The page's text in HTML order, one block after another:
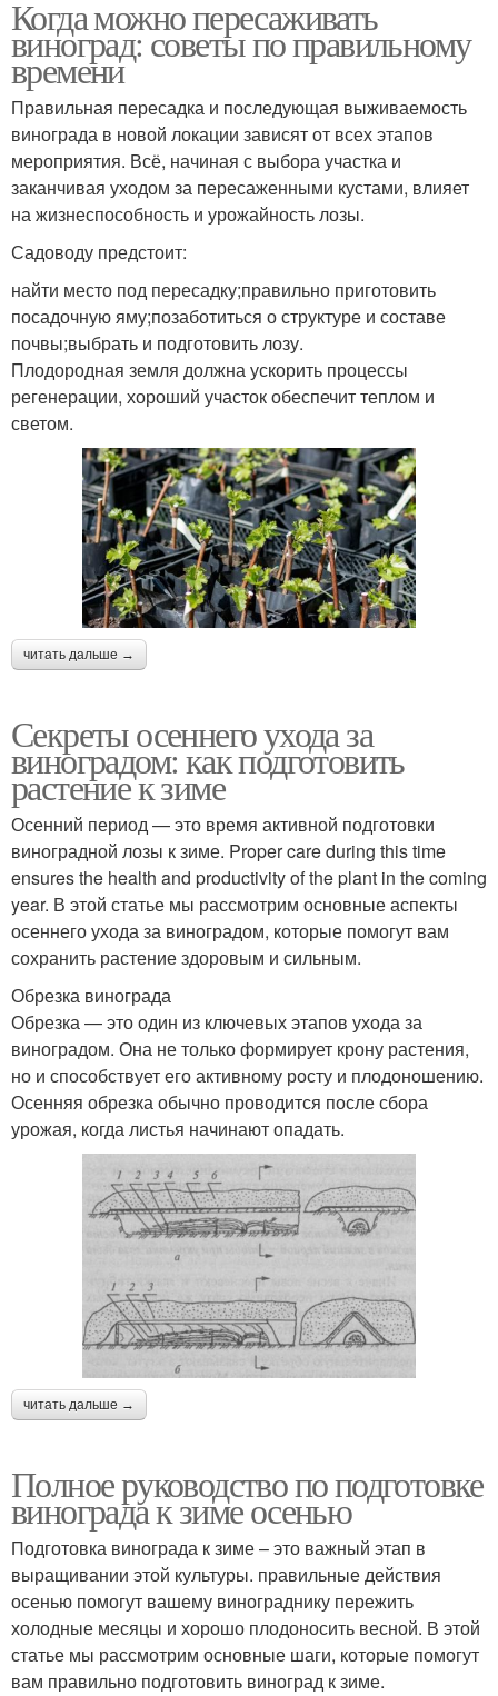
Когда можно пересаживать
виноград: советы по правильному
времени
Правильная пересадка и последующая выживаемость
винограда в новой локации зависят от всех этапов
мероприятия. Всё, начиная с выбора участка и
заканчивая уходом за пересаженными кустами, влияет
на жизнеспособность и урожайность лозы.
Садоводу предстоит:
найти место под пересадку;правильно приготовить
посадочную яму;позаботиться о структуре и составе
почвы;выбрать и подготовить лозу.
Плодородная земля должна ускорить процессы
регенерации, хороший участок обеспечит теплом и
светом.
читать дальше →
Секреты осеннего ухода за
виноградом: как подготовить
растение к зиме
Осенний период — это время активной подготовки
виноградной лозы к зиме. Proper care during this time
ensures the health and productivity of the plant in the coming
year. В этой статье мы рассмотрим основные аспекты
осеннего ухода за виноградом, которые помогут вам
сохранить растение здоровым и сильным.
Обрезка винограда
Обрезка — это один из ключевых этапов ухода за
виноградом. Она не только формирует крону растения,
но и способствует его активному росту и плодоношению.
Осенняя обрезка обычно проводится после сбора
урожая, когда листья начинают опадать.
читать дальше →
Полное руководство по подготовке
винограда к зиме осенью
Подготовка винограда к зиме – это важный этап в
выращивании этой культуры. правильные действия
осенью помогут вашему винограднику пережить
холодные месяцы и хорошо плодоносить весной. В этой
статье мы рассмотрим основные шаги, которые помогут
вам правильно подготовить виноград к зиме.